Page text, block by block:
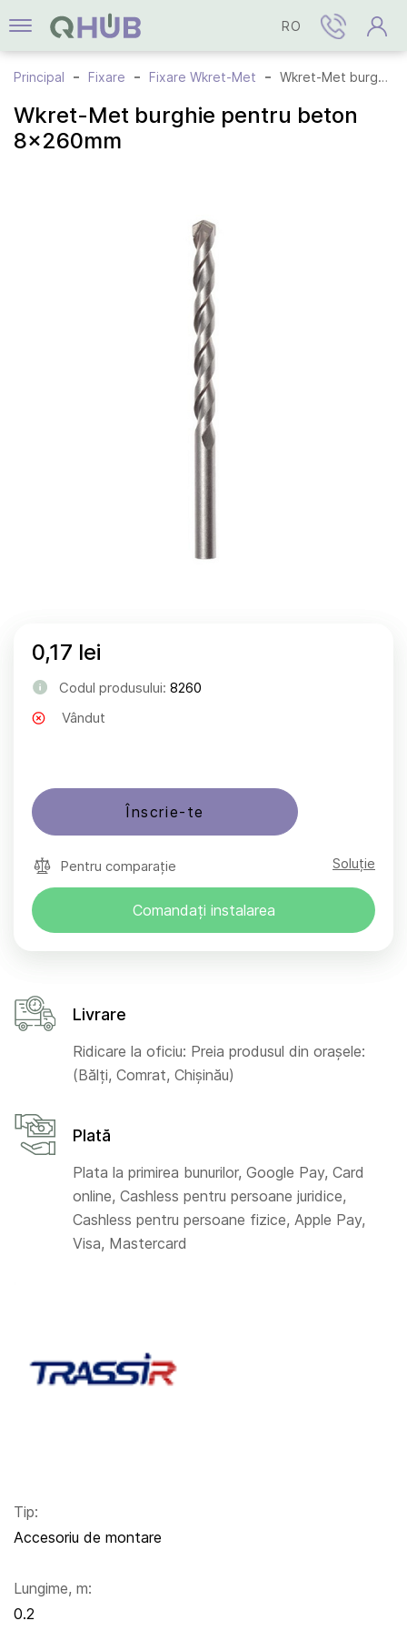
RO
Principal Fixare Fixare Wkret-Met Wkret-Met burghie pentru beton 8x260mm
Wkret-Met burghie pentru beton
8x260mm
Tip:
Accesoriu de montare
Lungime, m:
0.2
0,17 lei
Codul produsului: 8260
Vândut
Înscrie-te
Pentru comparație Soluție
Comandați instalarea
Livrare
Ridicare la oficiu: Preia produsul din orașele:
(Bălți, Comrat, Chișinău)
Plată
Plata la primirea bunurilor, Google Pay, Card
online, Cashless pentru persoane juridice,
Cashless pentru persoane fizice, Apple Pay,
Visa, Mastercard